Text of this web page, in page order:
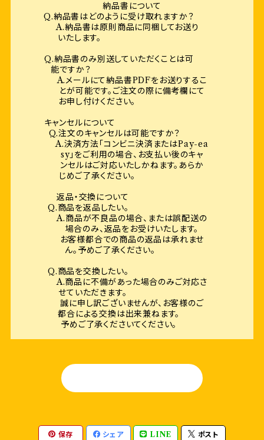
納品書について
Q.納品書はどのように受け取れますか？
A.納品書は原則商品に同梱してお送り
いたします。
Q.納品書のみ別送していただくことは可
能ですか？
A.メールにて納品書PDFをお送りするこ
とが可能です。ご注文の際に備考欄にて
お申し付けください。
キャンセルについて
Q.注文のキャンセルは可能ですか？
A.決済方法「コンビニ決済またはPay-ea
sy」をご利用の場合、お支払い後のキャ
ンセルはご対応いたしかねます。あらか
じめご了承ください。
返品・交換について
Q.商品を返品したい。
A.商品が不良品の場合、または誤配送の
場合のみ、返品をお受けいたします。
お客様都合での商品の返品は承れませ
ん。予めご了承ください。
Q.商品を交換したい。
A.商品に不備があった場合のみご対応さ
せていただきます。
誠に申し訳ございませんが、お客様のご
都合による交換は出来兼ねます。
予めご了承くださいてください。
保存 シェア LINE ポスト